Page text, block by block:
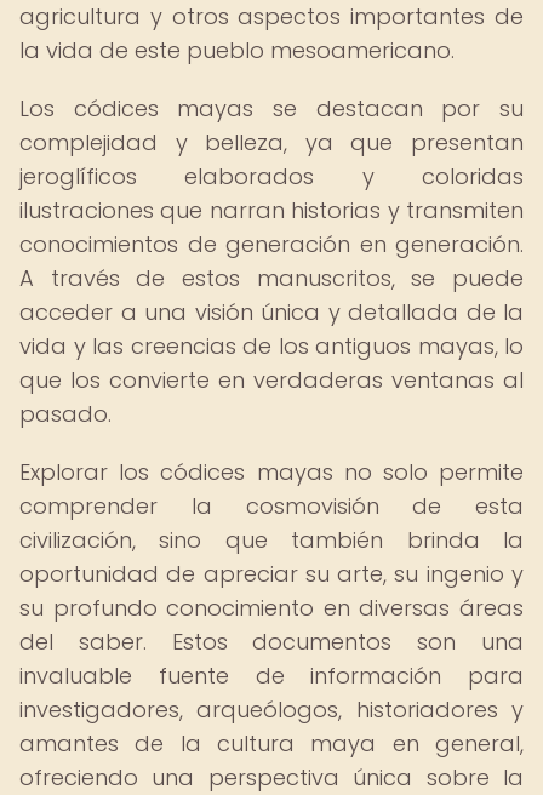
agricultura y otros aspectos importantes de
la vida de este pueblo mesoamericano.
Los códices mayas se destacan por su
complejidad y belleza, ya que presentan
jeroglíficos elaborados y coloridas
ilustraciones que narran historias y transmiten
conocimientos de generación en generación.
A través de estos manuscritos, se puede
acceder a una visión única y detallada de la
vida y las creencias de los antiguos mayas, lo
que los convierte en verdaderas ventanas al
pasado.
Explorar los códices mayas no solo permite
comprender la cosmovisión de esta
civilización, sino que también brinda la
oportunidad de apreciar su arte, su ingenio y
su profundo conocimiento en diversas áreas
del saber. Estos documentos son una
invaluable fuente de información para
investigadores, arqueólogos, historiadores y
amantes de la cultura maya en general,
ofreciendo una perspectiva única sobre la